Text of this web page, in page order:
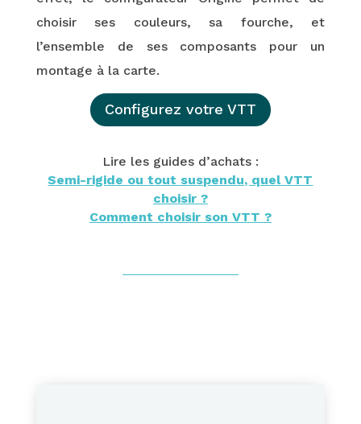
choisir ses couleurs, sa fourche, et
l’ensemble de ses composants pour un
montage à la carte.
Configurez votre VTT
Lire les guides d’achats :
Semi-rigide ou tout suspendu, quel VTT
choisir ?
Comment choisir son VTT ?